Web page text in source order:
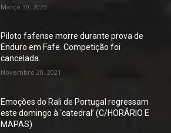
Março 30, 2023
Piloto fafense morre durante prova de
Enduro em Fafe. Competição foi
cancelada.
Novembro 20, 2021
Emoções do Rali de Portugal regressam
este domingo à ‘catedral’ (C/HORÁRIO E
MAPAS)